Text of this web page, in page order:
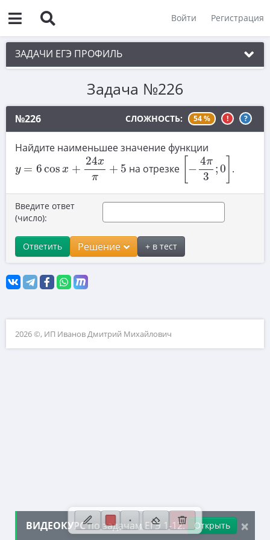
Войти Регистрация
ЗАДАЧИ ЕГЭ ПРОФИЛЬ
1. Планиметрия
2. Векторы
3. Стереометрия
4. Классическое определение вероятности
5. Теория вероятностей
6. Уравнения
7. Нахождение значений выражений
8. Производная
10. Текстовые задачи
13. Сложные уравнения
Задача №226
№226 СЛОЖНОСТЬ: 54 % ! ?
Найдите наименьшее значение функции
y = 6cos x +
24x
π
+ 5
y=6cosx +24xπ+5
на отрезке −
4π
3
;0
[−4π3 ]
.
Введите ответ
(число):
Ответить Решение + в тест
2026 ©, ИП Иванов Дмитрий Михайлович
×
ВИДЕОКУРСпо задачам ЕГЭ 1-12: Открыть